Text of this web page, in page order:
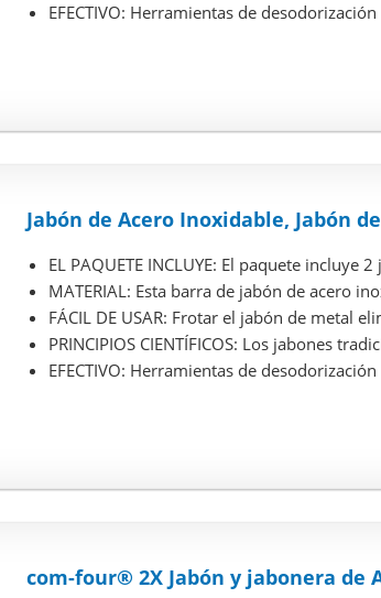
EFECTIVO: Herramientas de
Jabón de Acero Inoxidable, Jabón
EL PAQUETE INCLUYE: El paquete
MATERIAL: Esta barra de jabón de acero
FÁCIL DE USAR: Frotar el jabón de metal
PRINCIPIOS CIENTÍFICOS: Los jabones
EFECTIVO: Herramientas de
com-four® 2X Jabón y jabonera de